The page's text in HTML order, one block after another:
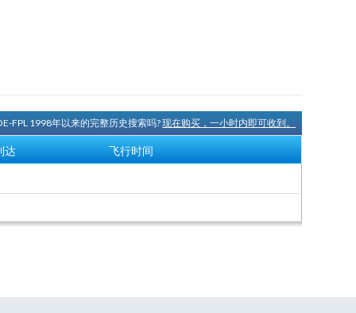
FPL 1998年以来的完整历史搜索吗?现在购买，一小时内即可收到。
达 飞行时间